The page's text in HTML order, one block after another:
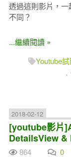
透過這則影片，一
不同？
...繼續閱讀 »
Youtube
2018-02-12
[youtube影片
DetailsView &
864 0